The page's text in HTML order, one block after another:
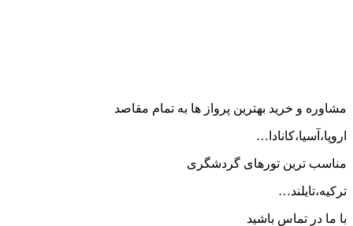
مشاوره و خرید بهترین پرواز ها به تمام مقاصد
اروپا،آسیا،کانادا…
مناسب ترین تورهای گردشگری
ترکیه،تایلند…
با ما در تماس باشید